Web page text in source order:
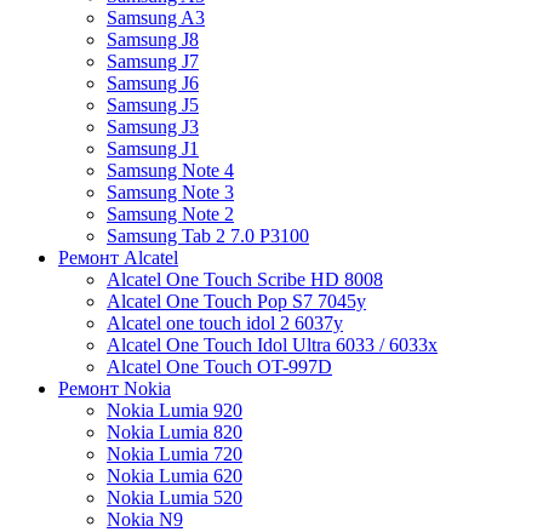
Samsung A3
Samsung J8
Samsung J7
Samsung J6
Samsung J5
Samsung J3
Samsung J1
Samsung Note 4
Samsung Note 3
Samsung Note 2
Samsung Tab 2 7.0 P3100
Ремонт Alcatel
Alcatel One Touch Scribe HD 8008
Alcatel One Touch Pop S7 7045y
Alcatel one touch idol 2 6037y
Alcatel One Touch Idol Ultra 6033 / 6033x
Alcatel One Touch OT-997D
Ремонт Nokia
Nokia Lumia 920
Nokia Lumia 820
Nokia Lumia 720
Nokia Lumia 620
Nokia Lumia 520
Nokia N9